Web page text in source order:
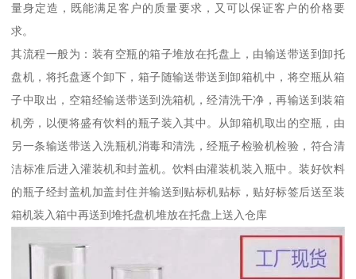
量身定造，既能满足客户的质量要求，又可以保证客户的价格要
求。
其流程一般为：装有空瓶的箱子堆放在托盘上，由输送带送到卸托
盘机，将托盘逐个卸下，箱子随输送带送到卸箱机中，将空瓶从箱
子中取出，空箱经输送带送到洗箱机，经清洗干净，再输送到装箱
机旁，以便将盛有饮料的瓶子装入其中。从卸箱机取出的空瓶，由
另一条输送带送入洗瓶机消毒和清洗，经瓶子检验机检验，符合清
洁标准后进入灌装机和封盖机。饮料由灌装机装入瓶中。装好饮料
的瓶子经封盖机加盖封住并输送到贴标机贴标，贴好标签后送至装
箱机装入箱中再送到堆托盘机堆放在托盘上送入仓库